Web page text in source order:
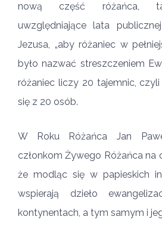
nową część różańca,
uwzględniające lata
Jezusa, „aby różaniec w
było nazwać streszczeniem
różaniec liczy 20 tajemnic, czyli
się z 20 osób.
W Roku Różańca Jan
członkom Żywego Różańca na
że modląc się w papieskich
wspierają dzieło
kontynentach, a tym samym i